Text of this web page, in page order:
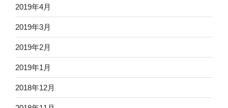
2019年4月
2019年3月
2019年2月
2019年1月
2018年12月